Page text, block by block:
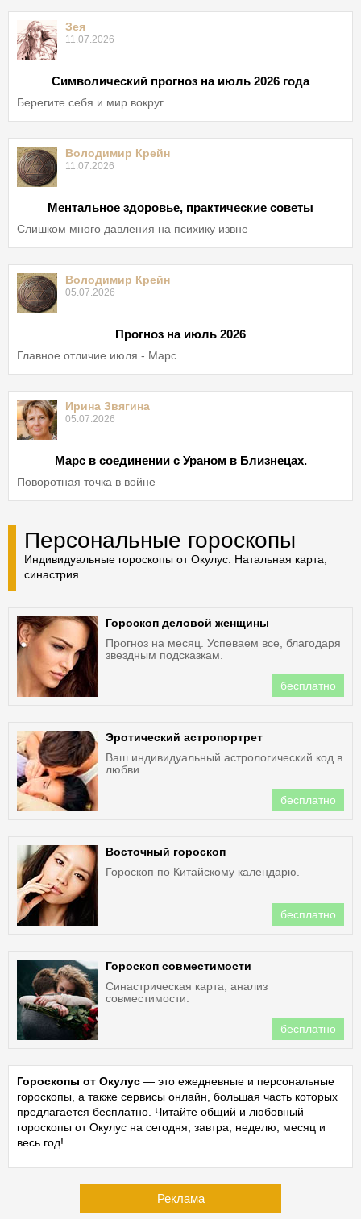
Зея
11.07.2026
Символический прогноз на июль 2026 года
Берегите себя и мир вокруг
Володимир Крейн
11.07.2026
Ментальное здоровье, практические советы
Слишком много давления на психику извне
Володимир Крейн
05.07.2026
Прогноз на июль 2026
Главное отличие июля - Марс
Ирина Звягина
05.07.2026
Марс в соединении с Ураном в Близнецах.
Поворотная точка в войне
Персональные гороскопы
Индивидуальные гороскопы от Окулус. Натальная карта,
синастрия
Гороскоп деловой женщины
Прогноз на месяц. Успеваем все, благодаря
звездным подсказкам.
бесплатно
Эротический астропортрет
Ваш индивидуальный астрологический код в
любви.
бесплатно
Восточный гороскоп
Гороскоп по Китайскому календарю.
бесплатно
Гороскоп совместимости
Синастрическая карта, анализ
совместимости.
бесплатно
Гороскопы от Окулус — это ежедневные и персональные
гороскопы, а также сервисы онлайн, большая часть которых
предлагается бесплатно. Читайте общий и любовный
гороскопы от Окулус на сегодня, завтра, неделю, месяц и
весь год!
Реклама